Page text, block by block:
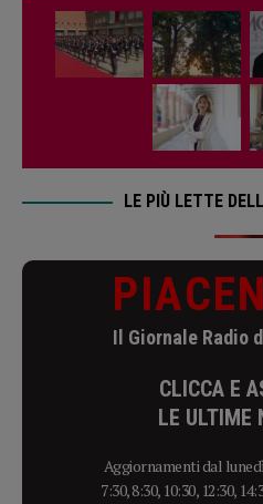
LE PIÙ LETTE
Il Giornale Radio
CLICCA E
LE ULTIME
Aggiornamenti dal
7:30, 8:30, 10:30, 12:30,